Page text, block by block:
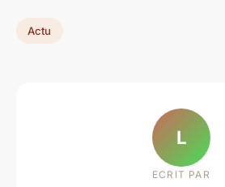
Actu
L
ECRIT PAR